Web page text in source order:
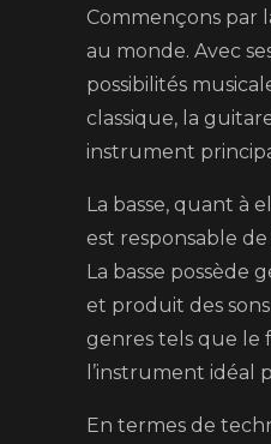
Commençons par
au monde. Avec
possibilités
classique, la
instrument
La basse, quant à
est responsable
La basse possède
et produit des
genres tels que le
l’instrument idéal
En termes de